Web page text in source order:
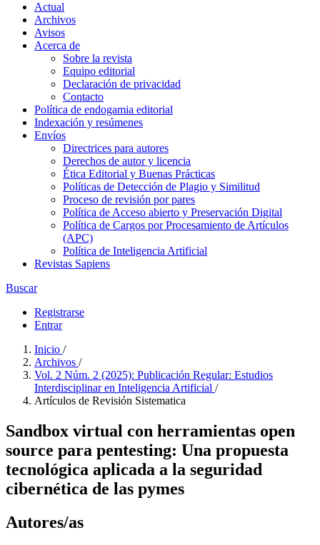
Actual
Archivos
Avisos
Acerca de
Sobre la revista
Equipo editorial
Declaración de privacidad
Contacto
Política de endogamia editorial
Indexación y resúmenes
Envíos
Directrices para autores
Derechos de autor y licencia
Ética Editorial y Buenas Prácticas
Políticas de Detección de Plagio y Similitud
Proceso de revisión por pares
Política de Acceso abierto y Preservación Digital
Política de Cargos por Procesamiento de Artículos
(APC)
Política de Inteligencia Artificial
Revistas Sapiens
Buscar
Registrarse
Entrar
Inicio /
Archivos /
Vol. 2 Núm. 2 (2025): Publicación Regular: Estudios
Interdisciplinar en Inteligencia Artificial /
Artículos de Revisión Sistematica
Sandbox virtual con herramientas open
source para pentesting: Una propuesta
tecnológica aplicada a la seguridad
cibernética de las pymes
Autores/as